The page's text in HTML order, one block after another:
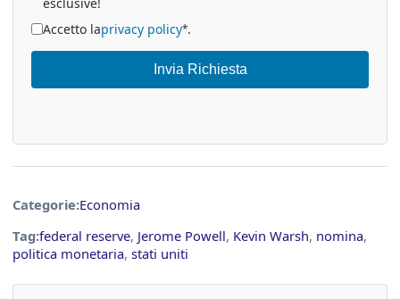
Accetto laprivacy policy*.
Invia Richiesta
Categorie:Economia
Tag:federal reserve, Jerome Powell, Kevin Warsh, nomina,
politica monetaria, stati uniti